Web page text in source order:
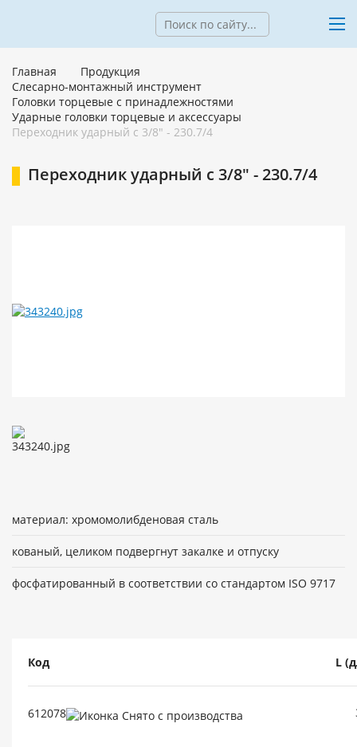
Главная
Продукция
Слесарно-монтажный инструмент
Головки торцевые с принадлежностями
Ударные головки торцевые и аксессуары
Переходник ударный c 3/8" - 230.7/4
Переходник ударный c 3/8" - 230.7/4
материал: хромомолибденовая сталь
кованый, целиком подвергнут закалке и отпуску
фосфатированный в соответствии со стандартом ISO 9717
Код L
612078